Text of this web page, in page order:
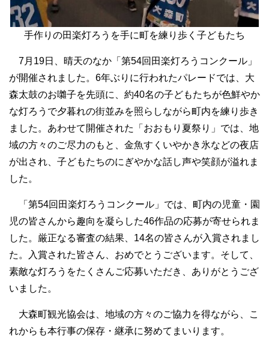
手作りの田楽灯ろうを手に町を練り歩く子どもたち
7月19日、晴天のなか「第54回田楽灯ろうコンクール」
が開催されました。6年ぶりに行われたパレードでは、大
森太鼓のお囃子を先頭に、約40名の子どもたちが色鮮やか
な灯ろうで夕暮れの街並みを照らしながら町内を練り歩き
ました。あわせて開催された「おおもり夏祭り」では、地
域の方々のご尽力のもと、金魚すくいやかき氷などの夜店
が出され、子どもたちのにぎやかな話し声や笑顔が溢れま
した。
「第54回田楽灯ろうコンクール」では、町内の児童・園
児の皆さんから趣向を凝らした46作品の応募が寄せられま
した。厳正なる審査の結果、14名の皆さんが入賞されまし
た。入賞された皆さん、おめでとうございます。そして、
素敵な灯ろうをたくさんご応募いただき、ありがとうござ
いました。
大森町観光協会は、地域の方々のご協力を得ながら、こ
れからも本行事の保存・継承に努めてまいります。